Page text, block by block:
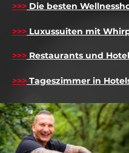
>>> Die besten
>>> Luxussuiten mit
>>> Restaurants und
>>> Tageszimmer in